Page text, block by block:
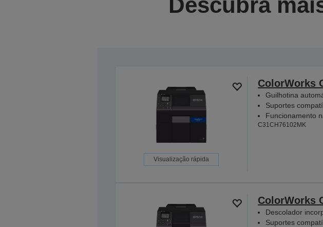
Visualização rápida
ColorWorks
Guilhotina
Suportes
Funcionamento
C31CH76102MK
ColorWorks
Descolador
Suportes